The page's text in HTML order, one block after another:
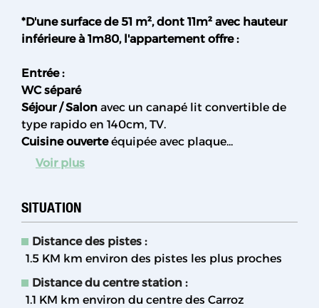
*D'une surface de 51 m², dont 11m² avec hauteur
inférieure à 1m80, l'appartement offre :
Entrée :
WC séparé
Séjour / Salon avec un canapé lit convertible de
type rapido en 140cm, TV.
Cuisine ouverteéquipée avec plaque...
Voir plus
SITUATION
Distance des pistes :
1.5 KM km environ des pistes les plus proches
Distance du centre station :
1.1 KM km environ du centre des Carroz